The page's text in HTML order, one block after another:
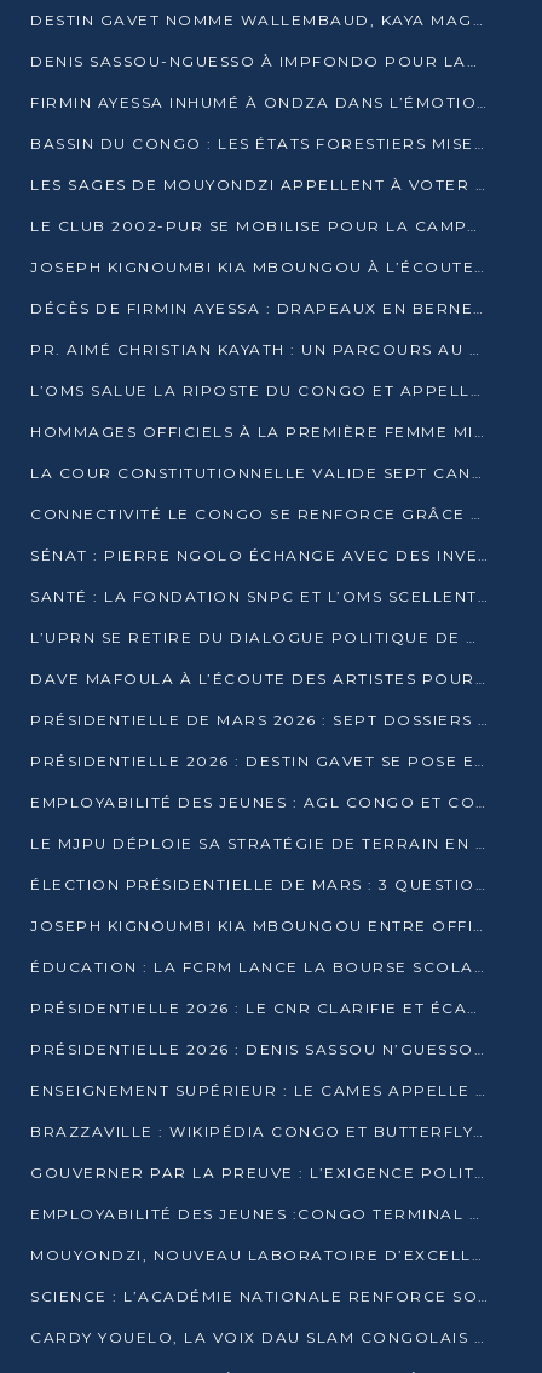
DESTIN GAVET NOMME WALLEMBAUD, KAYA MAGANE, BOUDZIKA ET MBOUSSA-ELLAH AUX COMMANDES DE SA CAMPAGNE
DENIS SASSOU-NGUESSO À IMPFONDO POUR LANCER LE CORRIDOR 13
FIRMIN AYESSA INHUMÉ À ONDZA DANS L’ÉMOTION ET LE RECUEILLEMENT
BASSIN DU CONGO : LES ÉTATS FORESTIERS MISENT SUR LES MARCHÉS CARBONE
LES SAGES DE MOUYONDZI APPELLENT À VOTER DENIS SASSOU-NGUESSO
LE CLUB 2002-PUR SE MOBILISE POUR LA CAMPAGNE
JOSEPH KIGNOUMBI KIA MBOUNGOU À L’ÉCOUTE DE TALANGAÏ
DÉCÈS DE FIRMIN AYESSA : DRAPEAUX EN BERNE LUNDI
PR. AIMÉ CHRISTIAN KAYATH : UN PARCOURS AU SERVICE DE LA RECHERCHE ET DE L’INNOVATION
L’OMS SALUE LA RIPOSTE DU CONGO ET APPELLE À DES RÉFORMES DURABLES
HOMMAGES OFFICIELS À LA PREMIÈRE FEMME MINISTRE DU CONGO
LA COUR CONSTITUTIONNELLE VALIDE SEPT CANDIDATURES POUR LA PRÉSIDENTIELLE
CONNECTIVITÉ LE CONGO SE RENFORCE GRÂCE AU CÂBLE 2AFRICA
SÉNAT : PIERRE NGOLO ÉCHANGE AVEC DES INVESTISSEURS DU NUMÉRIQUE
SANTÉ : LA FONDATION SNPC ET L’OMS SCELLENT UN PARTENARIAT STRATÉGIQUE DE TROIS ANS
L’UPRN SE RETIRE DU DIALOGUE POLITIQUE DE DJAMBALA : TENSIONS DANS LE PRÉ-ÉLECTORAL CONGOLAIS
DAVE MAFOULA À L’ÉCOUTE DES ARTISTES POUR REDÉFINIR SA POLITIQUE CULTURELLE
PRÉSIDENTIELLE DE MARS 2026 : SEPT DOSSIERS DE CANDIDATURE ENREGISTRÉS À LA CLÔTURE DES DÉPÔTS
PRÉSIDENTIELLE 2026 : DESTIN GAVET SE POSE EN CANDIDAT DU « RAS-LE-BOL »
EMPLOYABILITÉ DES JEUNES : AGL CONGO ET CONGO TERMINAL S’ALLIENT À UCAC-ICAM
LE MJPU DÉPLOIE SA STRATÉGIE DE TERRAIN EN FAVEUR DE DSN
ÉLECTION PRÉSIDENTIELLE DE MARS : 3 QUESTIONS À UN EXPERT CONGOLAIS DE LA CYBERSÉCURITÉ
JOSEPH KIGNOUMBI KIA MBOUNGOU ENTRE OFFICIELLEMENT EN COURSE POUR LA PRÉSIDENTIELLE
ÉDUCATION : LA FCRM LANCE LA BOURSE SCOLAIRE FRANCINE-NTOUMI POUR PROMOUVOIR LES FILIÈRES SCIENTIFIQUES
PRÉSIDENTIELLE 2026 : LE CNR CLARIFIE ET ÉCARTE LA CANDIDATURE DU PASTEUR NTUMI
PRÉSIDENTIELLE 2026 : DENIS SASSOU N’GUESSO ANNONCE OFFICIELLEMENT SA CANDIDATURE
ENSEIGNEMENT SUPÉRIEUR : LE CAMES APPELLE À UNE UNIVERSITÉ AFRICAINE AXÉE SUR L’EMPLOYABILITÉ
BRAZZAVILLE : WIKIPÉDIA CONGO ET BUTTERFLY SCELLENT UN PARTENARIAT POUR STRUCTURER LE BÉNÉVOLAT NUMÉRIQUE
GOUVERNER PAR LA PREUVE : L’EXIGENCE POLITIQUE DU XXIᵉ SIÈCLE
EMPLOYABILITÉ DES JEUNES :CONGO TERMINAL S’ALLIE À L’ESCIC POUR RAPPROCHER L’ÉCOLE DU TERRAIN
MOUYONDZI, NOUVEAU LABORATOIRE D’EXCELLENCE PÉDAGOGIQUE AVEC L’ENFICE
SCIENCE : L’ACADÉMIE NATIONALE RENFORCE SON ÉQUIPE ET TRACE SA FEUILLE DE ROUTE 2026
CARDY YOUELO, LA VOIX DAU SLAM CONGOLAIS QUI INTERPELLE LE MONDE